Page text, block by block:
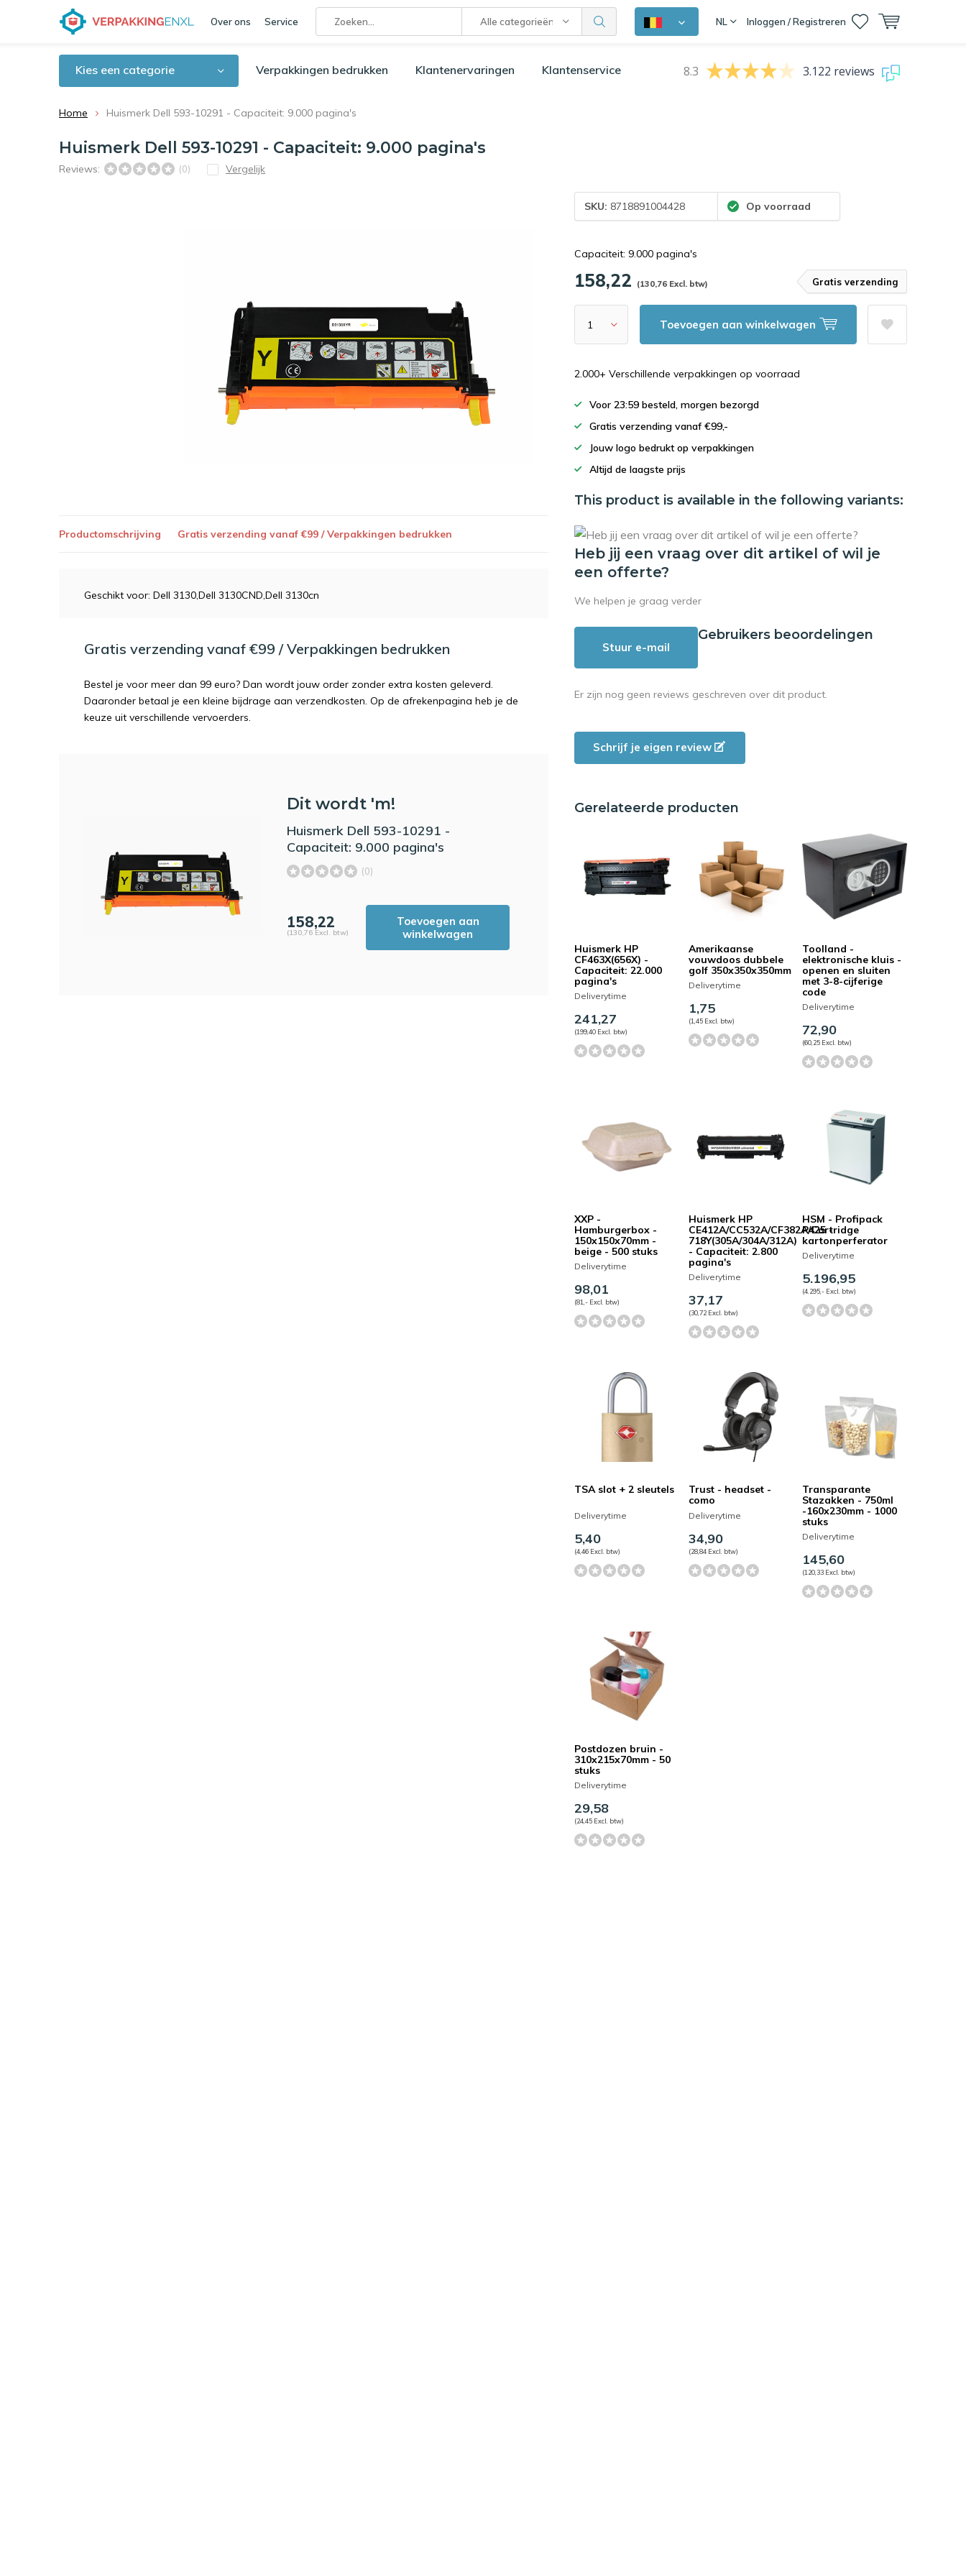
Over ons Service Alle categorieën NL Inloggen / Registreren
Kies een categorie Verpakkingen bedrukken Klantenervaringen Klantenservice 8.3 3.122 reviews
Home Huismerk Dell 593-10291 - Capaciteit: 9.000 pagina's
Huismerk Dell 593-10291 - Capaciteit: 9.000 pagina's
Reviews: (0) Vergelijk
SKU: 8718891004428 Op voorraad
Capaciteit: 9.000 pagina's
158,22 (130,76 Excl. btw) Gratis verzending
Toevoegen aan winkelwagen
2.000+ Verschillende verpakkingen op voorraad
Voor 23:59 besteld, morgen bezorgd
Gratis verzending vanaf €99,-
Jouw logo bedrukt op verpakkingen
Altijd de laagste prijs
This product is available in the following variants:
Productomschrijving Gratis verzending vanaf €99 / Verpakkingen bedrukken
Geschikt voor: Dell 3130,Dell 3130CND,Dell 3130cn
Gratis verzending vanaf €99 / Verpakkingen bedrukken
Bestel je voor meer dan 99 euro? Dan wordt jouw order zonder extra kosten geleverd.
Daaronder betaal je een kleine bijdrage aan verzendkosten. Op de afrekenpagina heb je de
keuze uit verschillende vervoerders.
Dit wordt 'm!
Huismerk Dell 593-10291 -
Capaciteit: 9.000 pagina's
(0)
158,22
(130,76 Excl. btw)
Toevoegen aan
winkelwagen
Heb jij een vraag over dit artikel of wil je
een offerte?
We helpen je graag verder
Stuur e-mail
Gebruikers beoordelingen
Er zijn nog geen reviews geschreven over dit product.
Schrijf je eigen review
Gerelateerde producten
Huismerk HP
CF463X(656X) -
Capaciteit: 22.000
pagina's
Deliverytime
241,27
(199,40 Excl. btw)
Amerikaanse
vouwdoos dubbele
golf 350x350x350mm
Deliverytime
1,75
(1,45 Excl. btw)
Toolland -
elektronische kluis -
openen en sluiten
met 3-8-cijferige
code
Deliverytime
72,90
(60,25 Excl. btw)
XXP -
Hamburgerbox -
150x150x70mm -
beige - 500 stuks
Deliverytime
98,01
(81,- Excl. btw)
Huismerk HP
CE412A/CC532A/CF382A/Cartridge
718Y(305A/304A/312A)
- Capaciteit: 2.800
pagina's
Deliverytime
37,17
(30,72 Excl. btw)
HSM - Profipack
P425 -
kartonperferator
Deliverytime
5.196,95
(4.295,- Excl. btw)
TSA slot + 2 sleutels
Deliverytime
5,40
(4,46 Excl. btw)
Trust - headset -
como
Deliverytime
34,90
(28,84 Excl. btw)
Transparante
Stazakken - 750ml
-160x230mm - 1000
stuks
Deliverytime
145,60
(120,33 Excl. btw)
Postdozen bruin -
310x215x70mm - 50
stuks
Deliverytime
29,58
(24,45 Excl. btw)